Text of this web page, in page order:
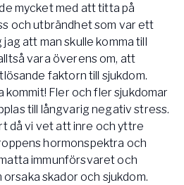
mycket med att titta på
och utbrändhet som var ett
att man skulle komma till
vara överens om, att
faktorn till sjukdom.
kommit! Fler och fler sjukdomar
till långvarig negativ stress.
då vi vet att inre och yttre
hormonspektra och
immunförsvaret och
orsaka skador och sjukdom.